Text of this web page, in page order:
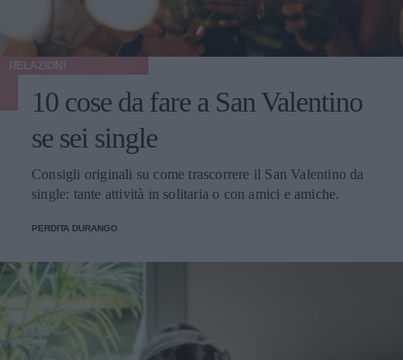
RELAZIONI
10 cose da fare a San Valentino
se sei single
Consigli originali su come trascorrere il San Valentino da
single: tante attività in solitaria o con amici e amiche.
PERDITA DURANGO